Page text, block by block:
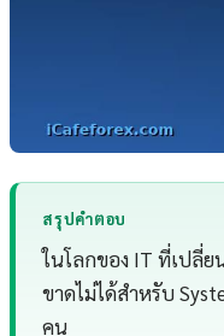
สรุปคำตอบ
ในโลกของ IT ที่เปลี่ย
ขาดไม่ได้สำหรับ
คน